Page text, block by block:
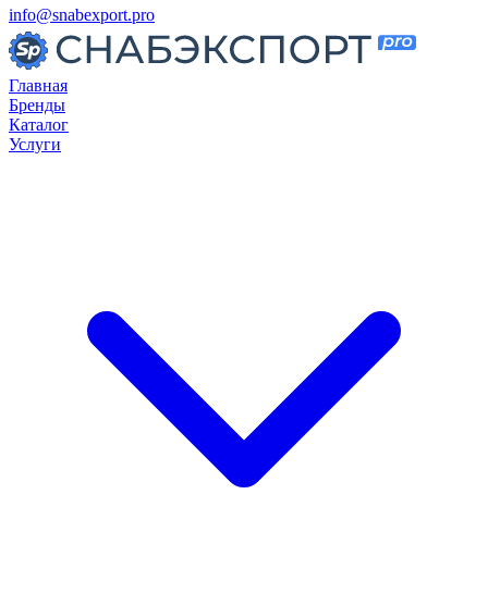
info@snabexport.pro
Главная
Бренды
Каталог
Услуги